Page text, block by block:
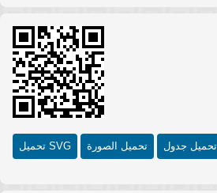
تحميل SVG تحميل الصورة